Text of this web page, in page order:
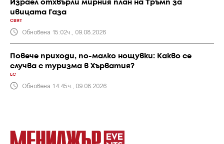
Израел отхвърли мирния план на Тръмп за
ивицата Газа
СВЯТ
Обновена 15:02ч., 09.08.2026
Повече приходи, по-малко нощувки: Какво се
случва с туризма в Хърватия?
ЕС
Обновена 14:45ч., 09.08.2026